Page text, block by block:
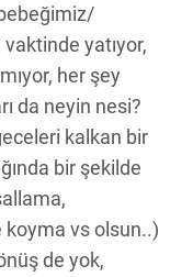
yatıyor,
her şey
da neyin nesi?
kalkan bir
bir şekilde
koyma vs olsun..)
de yok,